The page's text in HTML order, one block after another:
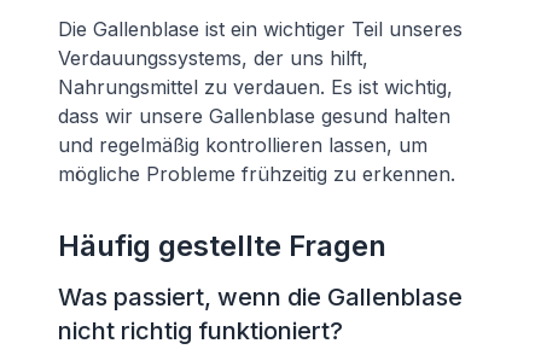
Die Gallenblase ist ein wichtiger Teil unseres
Verdauungssystems, der uns hilft,
Nahrungsmittel zu verdauen. Es ist wichtig,
dass wir unsere Gallenblase gesund halten
und regelmäßig kontrollieren lassen, um
mögliche Probleme frühzeitig zu erkennen.
Häufig gestellte Fragen
Was passiert, wenn die Gallenblase
nicht richtig funktioniert?